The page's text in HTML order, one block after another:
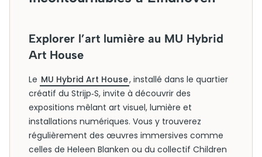
Explorer l’art lumière au MU Hybrid
Art House
Le MU Hybrid Art House, installé dans le quartier
créatif du Strijp‑S, invite à découvrir des
expositions mêlant art visuel, lumière et
installations numériques. Vous y trouverez
régulièrement des œuvres immersives comme
celles de Heleen Blanken ou du collectif Children